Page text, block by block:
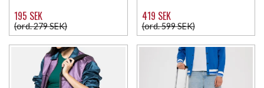
195 SEK
(ord. 279 SEK)
419 SEK
(ord. 599 SEK)